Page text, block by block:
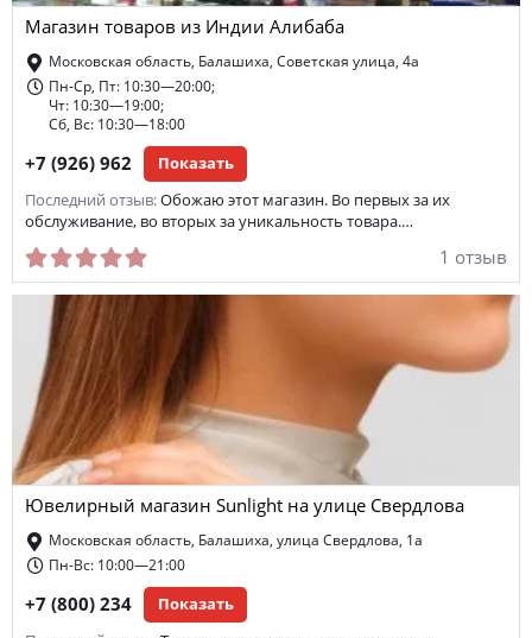
домашняя одежда меховые и кожаные изделия
браслеты мужская верхняя одежда
форма для охранника
спортивная обувь одежда для беременных
Магазин товаров из Индии Алибаба
Московская область, Балашиха, Советская улица, 4а
Пн-Ср, Пт: 10:30—20:00;
Чт: 10:30—19:00;
Сб, Вс: 10:30—18:00
+7 (926) 962 Показать
Последний отзыв: Обожаю этот магазин. Во первых за их
обслуживание, во вторых за уникальность товара.…
1 отзыв
Ювелирный магазин Sunlight на улице Свердлова
Московская область, Балашиха, улица Свердлова, 1а
Пн-Вс: 10:00—21:00
+7 (800) 234 Показать